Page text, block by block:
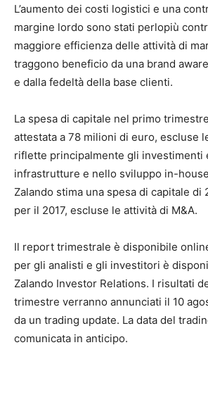
L’aumento dei costi logistici e una
margine lordo sono stati perlopiù
maggiore efficienza delle attività di
traggono beneficio da una brand
e dalla fedeltà della base clienti.
La spesa di capitale nel primo
attestata a 78 milioni di euro, escluse
riflette principalmente gli investimenti
infrastrutture e nello sviluppo in-
Zalando stima una spesa di capitale di
per il 2017, escluse le attività di M&A.
Il report trimestrale è disponibile
per gli analisti e gli investitori è
Zalando Investor Relations. I risultati
trimestre verranno annunciati il 10
da un trading update. La data del
comunicata in anticipo.